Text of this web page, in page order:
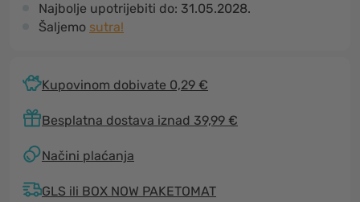
Najbolje upotrijebiti do: 31.05.2028.
Šaljemo sutra!
Kupovinom dobivate 0,29 €
Besplatna dostava iznad 39,99 €
Načini plaćanja
GLS ili BOX NOW PAKETOMAT